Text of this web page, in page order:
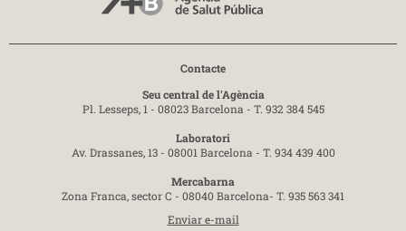
Contacte
Seu central de l'Agència
Pl. Lesseps, 1 - 08023 Barcelona - T. 932 384 545
Laboratori
Av. Drassanes, 13 - 08001 Barcelona - T. 934 439 400
Mercabarna
Zona Franca, sector C - 08040 Barcelona- T. 935 563 341
Enviar e-mail